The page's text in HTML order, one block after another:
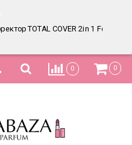
TOTAL COVER 2in 1
0 0